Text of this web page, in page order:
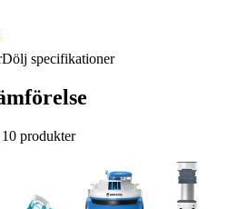
Dölj specifikationer
10 produkter